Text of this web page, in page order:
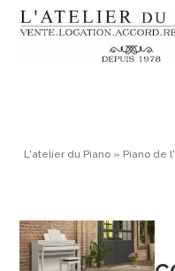
L'atelier du Piano» Piano de